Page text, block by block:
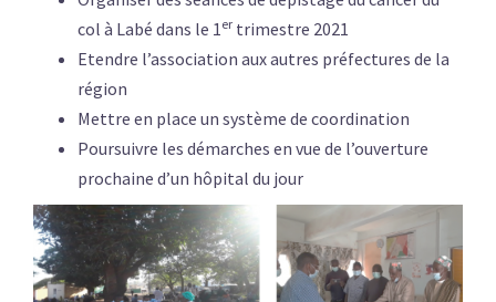
col à Labé dans le 1er trimestre 2021
Etendre l’association aux autres préfectures de la
région
Mettre en place un système de coordination
Poursuivre les démarches en vue de l’ouverture
prochaine d’un hôpital du jour